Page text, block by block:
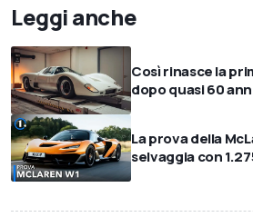
Leggi anche
Così rinasce la
dopo quasi 60
La prova della
selvaggia con